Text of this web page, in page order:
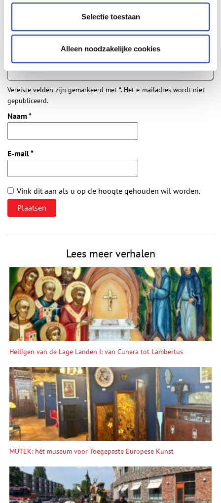
Selectie toestaan
Alleen noodzakelijke cookies
Aanvullingen
Vul deze informatie aan of geef een reactie.
Vereiste velden zijn gemarkeerd met *. Het e-mailadres wordt niet
gepubliceerd.
Naam *
E-mail*
Vink dit aan als u op de hoogte gehouden wil worden.
Lees meer verhalen
Heiligen van de Lage Landen I: van Cunera tot Lambertus
MUTEK: hét museum voor Toegepaste Europese Kunst